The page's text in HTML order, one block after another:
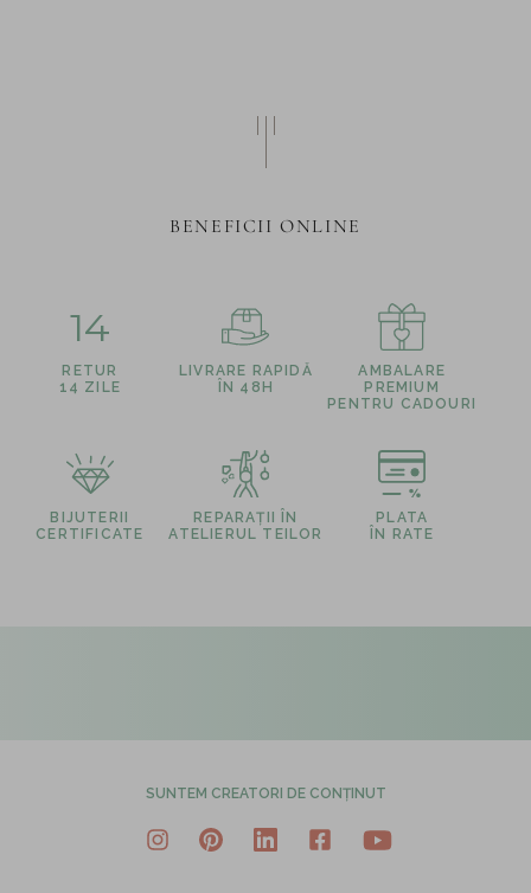
BENEFICII ONLINE
14
RETUR
14 ZILE
LIVRARE RAPIDĂ
ÎN 48H
AMBALARE
PREMIUM
PENTRU CADOURI
BIJUTERII
CERTIFICATE
REPARAȚII ÎN
ATELIERUL TEILOR
PLATA
ÎN RATE
SUNTEM CREATORI DE CONȚINUT